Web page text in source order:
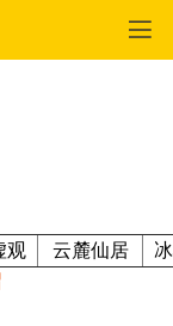
观 云麓仙居